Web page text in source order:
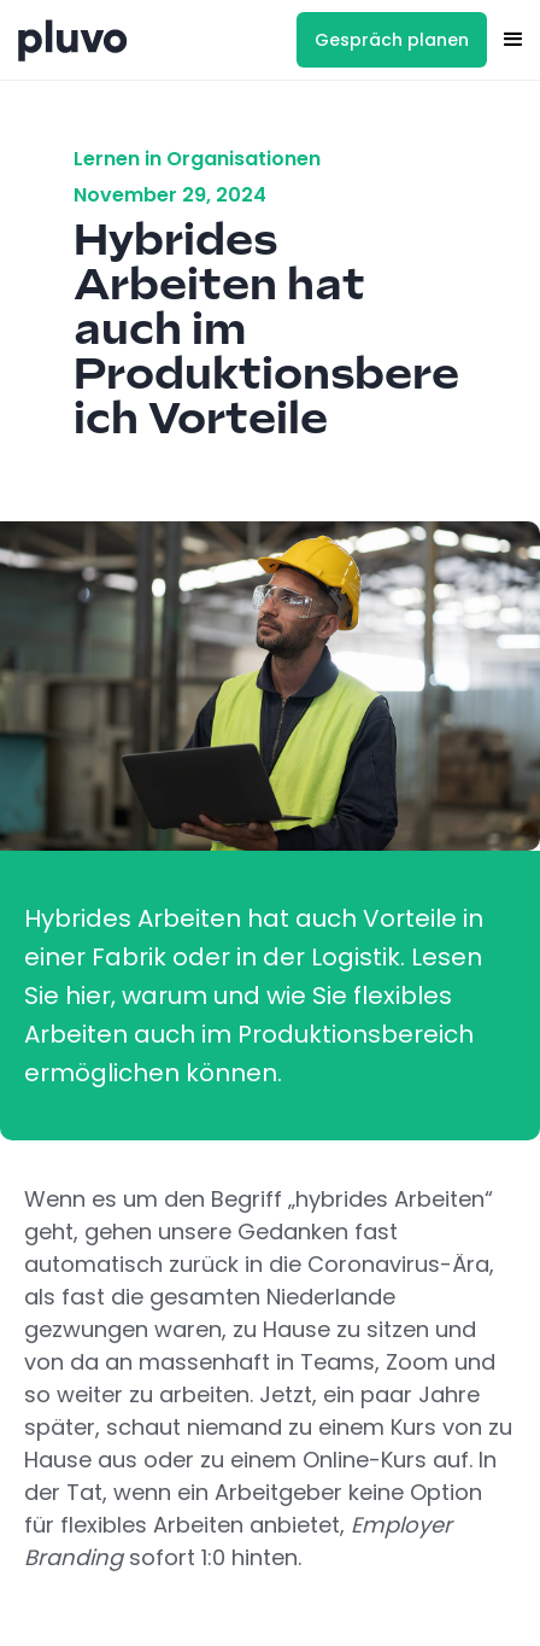
Gespräch planen
Lernen in Organisationen
November 29, 2024
Hybrides
Arbeiten hat
auch im
Produktionsbere
ich Vorteile
Hybrides Arbeiten hat auch Vorteile in
einer Fabrik oder in der Logistik. Lesen
Sie hier, warum und wie Sie flexibles
Arbeiten auch im Produktionsbereich
ermöglichen können.
Wenn es um den Begriff „hybrides Arbeiten“
geht, gehen unsere Gedanken fast
automatisch zurück in die Coronavirus-Ära,
als fast die gesamten Niederlande
gezwungen waren, zu Hause zu sitzen und
von da an massenhaft in Teams, Zoom und
so weiter zu arbeiten. Jetzt, ein paar Jahre
später, schaut niemand zu einem Kurs von zu
Hause aus oder zu einem Online-Kurs auf. In
der Tat, wenn ein Arbeitgeber keine Option
für flexibles Arbeiten anbietet, Employer
Brandingsofort 1:0 hinten.